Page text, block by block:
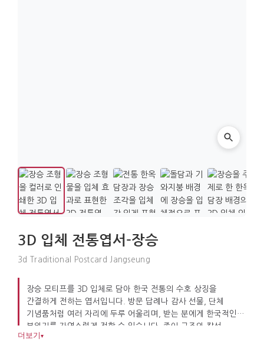
3D 입체 전통엽서-장승
3d Traditional Postcard Jangseung
장승 모티프를 3D 입체로 담아 한국 전통의 수호 상징을
간결하게 전하는 엽서입니다. 방문 답례나 감사 선물, 단체
기념품처럼 여러 자리에 두루 어울리며, 받는 분에게 한국적인
분위기를 자연스럽게 전할 수 있습니다. 종이 구조와 칼선
표현이 살아 있어 작은 크기에도 완성도가 느껴집니다.
더보기 ▾